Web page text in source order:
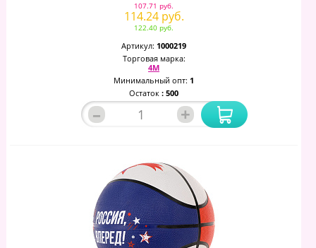
107.71 руб.
114.24 руб.
122.40 руб.
Артикул: 1000219
Торговая марка:
4М
Минимальный опт: 1
Остаток : 500
– +